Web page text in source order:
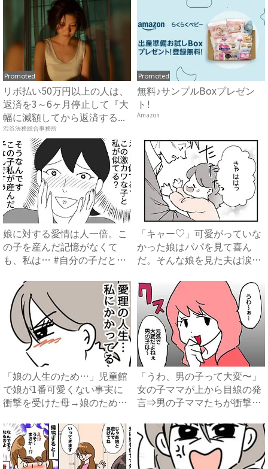
Promoted
リボ払い50万円以上の人は、
返済を3～6ヶ月停止して『大
幅に減額してから返済する...
渋谷法務総合事務所
Promoted
無料♪サンプルBoxプレゼン
ト!
Amazon
娘に対する愛情は人一倍。こ
の子を産んだ記憶がなくて
も、私は… #自分の子だと思
「キャー♡」可愛がっていな
かった娘はパパを見て喜ん
だ。そんな娘を見た夫は涙を
「娘の人生のため…」児童館
で娘が1番可愛くない事実に
衝撃を受けた母→娘のために
「うわ、男の子って大変〜」
女の子ママが上から目線の発
言⇒男の子ママたちが衝撃